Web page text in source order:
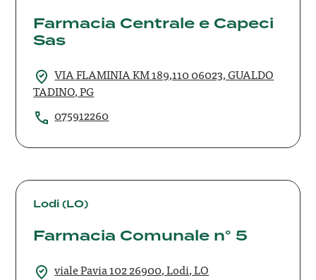
Farmacia Centrale e Capeci
Sas
VIA FLAMINIA KM 189,110 06023, GUALDO
TADINO, PG
075912260
Capeci
Sas
Lodi (LO)
Farmacia Comunale n° 5
viale Pavia 102 26900, Lodi, LO
Farmacia
Comunale